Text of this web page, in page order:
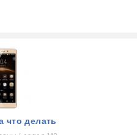
что делать